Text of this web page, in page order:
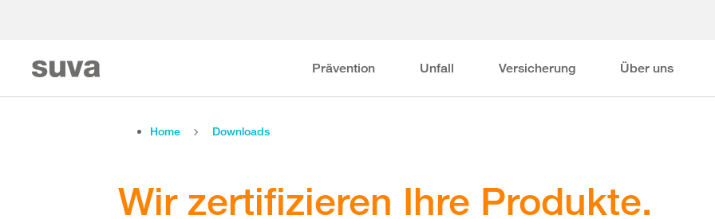
Prävention Unfall Versicherung Über uns
Home Downloads
Wir zertifizieren Ihre Produkte.